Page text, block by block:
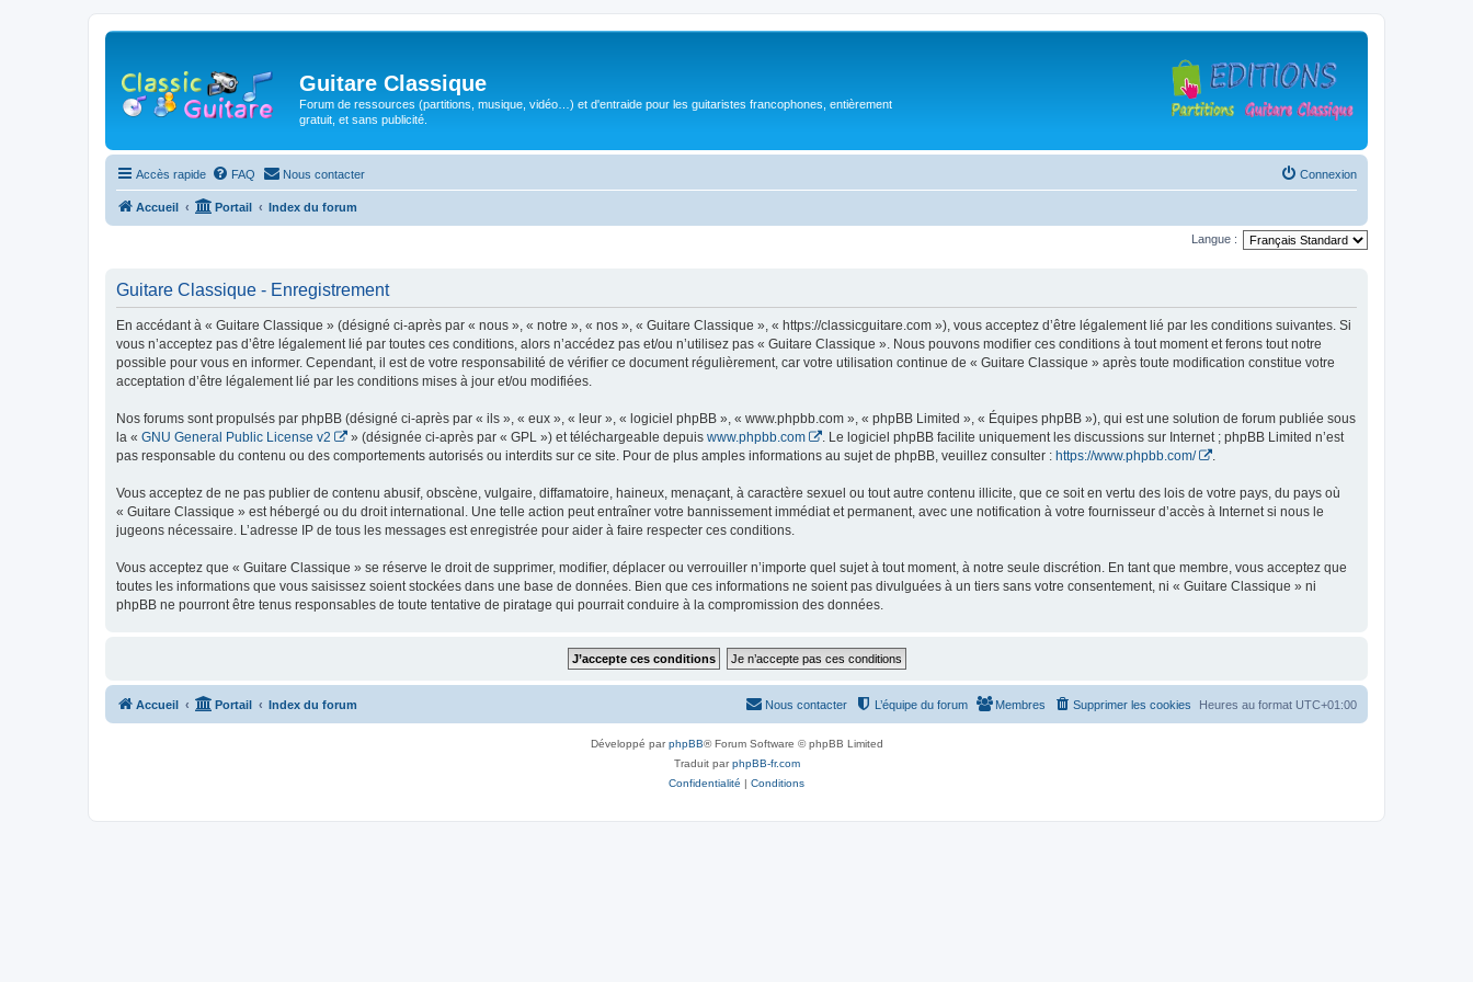
Guitare Classique
Forum de ressources (partitions, musique, vidéo…) et d'entraide pour les guitaristes francophones, entièrement
gratuit, et sans publicité.
Accès rapide FAQ Nous contacter Connexion
Accueil Portail Index du forum
Langue :
Guitare Classique - Enregistrement
En accédant à « Guitare Classique » (désigné ci-après par « nous », « notre », « nos », « Guitare Classique », « https://classicguitare.com »), vous acceptez d’être légalement lié par les conditions suivantes. Si
vous n’acceptez pas d’être légalement lié par toutes ces conditions, alors n’accédez pas et/ou n’utilisez pas « Guitare Classique ». Nous pouvons modifier ces conditions à tout moment et ferons tout notre
possible pour vous en informer. Cependant, il est de votre responsabilité de vérifier ce document régulièrement, car votre utilisation continue de « Guitare Classique » après toute modification constitue votre
acceptation d’être légalement lié par les conditions mises à jour et/ou modifiées.
Nos forums sont propulsés par phpBB (désigné ci-après par « ils », « eux », « leur », « logiciel phpBB », « www.phpbb.com », « phpBB Limited », « Équipes phpBB »), qui est une solution de forum publiée sous
la « GNU General Public License v2 » (désignée ci-après par « GPL ») et téléchargeable depuis www.phpbb.com
. Le logiciel phpBB facilite uniquement les discussions sur Internet ; phpBB Limited n’est
pas responsable du contenu ou des comportements autorisés ou interdits sur ce site. Pour de plus amples informations au sujet de phpBB, veuillez consulter : https://www.phpbb.com/ .
Vous acceptez de ne pas publier de contenu abusif, obscène, vulgaire, diffamatoire, haineux, menaçant, à caractère sexuel ou tout autre contenu illicite, que ce soit en vertu des lois de votre pays, du pays où
« Guitare Classique » est hébergé ou du droit international. Une telle action peut entraîner votre bannissement immédiat et permanent, avec une notification à votre fournisseur d’accès à Internet si nous le
jugeons nécessaire. L’adresse IP de tous les messages est enregistrée pour aider à faire respecter ces conditions.
Vous acceptez que « Guitare Classique » se réserve le droit de supprimer, modifier, déplacer ou verrouiller n’importe quel sujet à tout moment, à notre seule discrétion. En tant que membre, vous acceptez que
toutes les informations que vous saisissez soient stockées dans une base de données. Bien que ces informations ne soient pas divulguées à un tiers sans votre consentement, ni « Guitare Classique » ni
phpBB ne pourront être tenus responsables de toute tentative de piratage qui pourrait conduire à la compromission des données.
Accueil Portail Index du forum Heures au format UTC+01:00
Supprimer les cookies
Membres
L’équipe du forum
Nous contacter
Développé parphpBB® Forum Software © phpBB Limited
Traduit parphpBB-fr.com
Confidentialité | Conditions